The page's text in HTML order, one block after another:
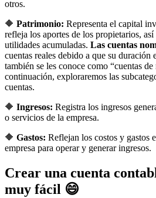
otros.
🔶 Patrimonio: Representa el capital
refleja los aportes de los propietarios,
utilidades acumuladas. Las cuentas
cuentas reales debido a que su duración
también se les conoce como “cuentas de
continuación, exploraremos las
cuentas.
🔶 Ingresos: Registra los ingresos
o servicios de la empresa.
🔶 Gastos: Reflejan los costos y gastos
empresa para operar y generar ingresos.
Crear una cuenta
muy fácil 😄